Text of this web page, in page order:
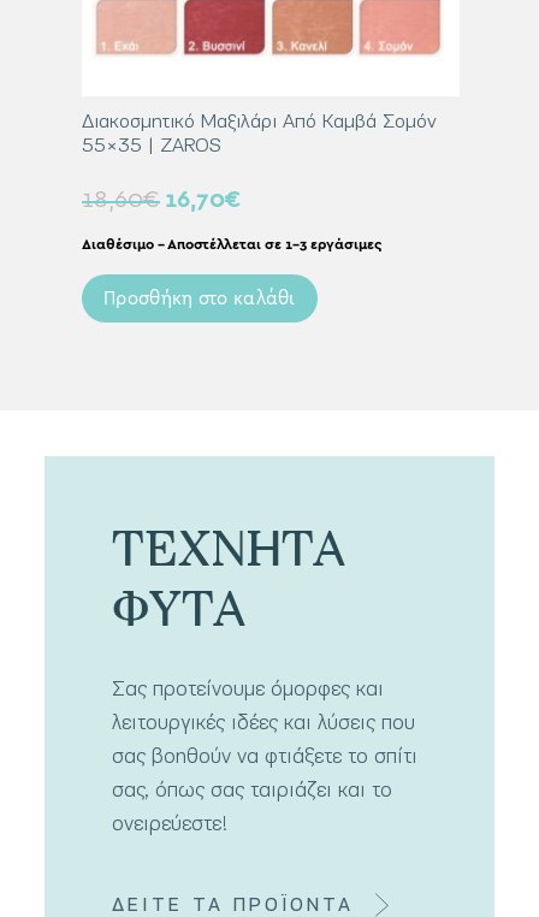
Διακοσμητικό Μαξιλάρι Από Καμβά Σομόν
55×35 | ZAROS
18,60€ 16,70€
Διαθέσιμο – Αποστέλλεται σε 1-3 εργάσιμες
Προσθήκη στο καλάθι
ΤΕΧΝΗΤΑ
ΦΥΤΑ
Σας προτείνουμε όμορφες και
λειτουργικές ιδέες και λύσεις που
σας βοηθούν να φτιάξετε το σπίτι
σας, όπως σας ταιριάζει και το
ονειρεύεστε!
ΔΕΙΤΕ ΤΑ ΠΡΟΪΟΝΤΑ